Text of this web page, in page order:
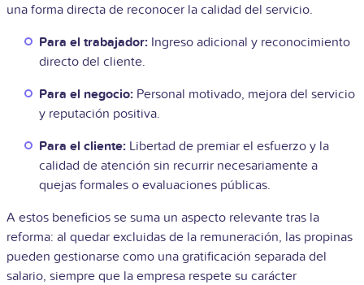
una forma directa de reconocer la calidad del servicio.
Para el trabajador: Ingreso adicional y reconocimiento
directo del cliente.
Para el negocio: Personal motivado, mejora del servicio
y reputación positiva.
Para el cliente: Libertad de premiar el esfuerzo y la
calidad de atención sin recurrir necesariamente a
quejas formales o evaluaciones públicas.
A estos beneficios se suma un aspecto relevante tras la
reforma: al quedar excluidas de la remuneración, las propinas
pueden gestionarse como una gratificación separada del
salario, siempre que la empresa respete su carácter